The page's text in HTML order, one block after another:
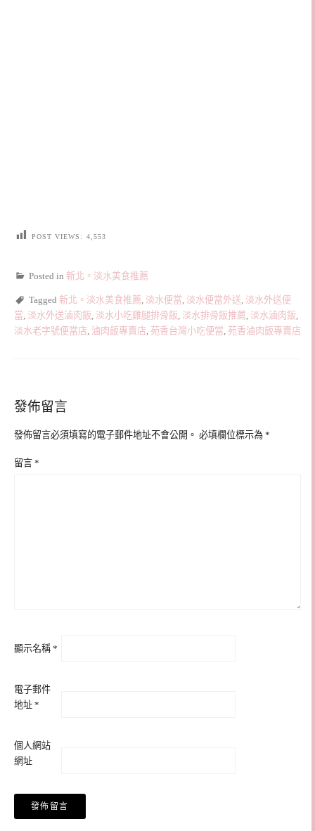
POST VIEWS: 4,553
Posted in 新北。淡水美食推薦
Tagged 新北。淡水美食推薦 淡水便當 淡水便當外送 淡水外送便
當 淡水外送滷肉飯 淡水小吃雞腿排骨飯 淡水排骨飯推薦 淡水滷肉飯
淡水老字號便當店 滷肉飯專賣店 苑香台灣小吃便當 苑香滷肉飯專賣店
發佈留言
發佈留言必須填寫的電子郵件地址不會公開。 必填欄位標示為 *
留言 *
顯示名稱 *
電子郵件
地址 *
個人網站
網址